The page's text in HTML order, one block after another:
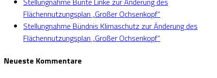
Flächennutzungsplan „Großer Ochsenkopf“
Stellungnahme Bündnis Klimaschutz zur Änderung des
Flächennutzungsplan „Großer Ochsenkopf“
Neueste Kommentare